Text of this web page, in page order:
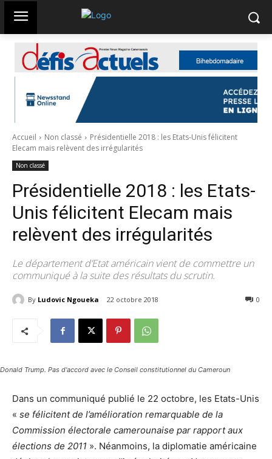
Accueil Non classé
Présidentielle 2018 : les Etats-Unis félicitent
Elecam mais relèvent des irrégularités
Non classé
Présidentielle 2018 : les Etats-
Unis félicitent Elecam mais
relèvent des irrégularités
Le département d’Etat américain vient de commettre un
communiqué à la suite des résultats du scrutin.
By Ludovic Ngoueka 22 octobre 2018 0
Donald Trump. Pas d'accord avec le Conseil constitutionnel du Cameroun
Dans un communiqué publié le 22 octobre, les Etats-Unis
« se félicitent de l’amélioration remarquable de la
Commission électorale camerounaise par rapport aux
élections de 2011 ». Néanmoins, la diplomatie américaine